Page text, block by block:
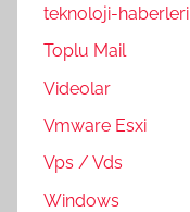
teknoloji-haberleri
Toplu Mail
Videolar
Vmware Esxi
Vps / Vds
Windows